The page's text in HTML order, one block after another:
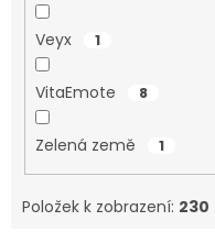
Veyx 1
VitaEmote 8
Zelená země 1
Položek k zobrazení: 230